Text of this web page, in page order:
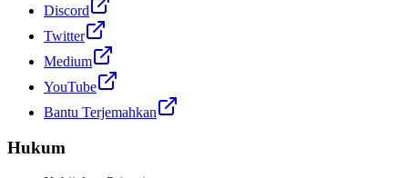
Discord
Twitter
Medium
YouTube
Bantu Terjemahkan
Hukum